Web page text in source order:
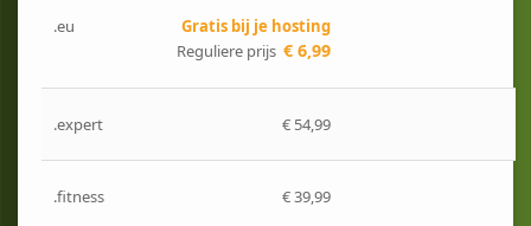
.eu
Gratis bij je hosting
Reguliere prijs € 6,99
.expert € 54,99
.fitness € 39,99